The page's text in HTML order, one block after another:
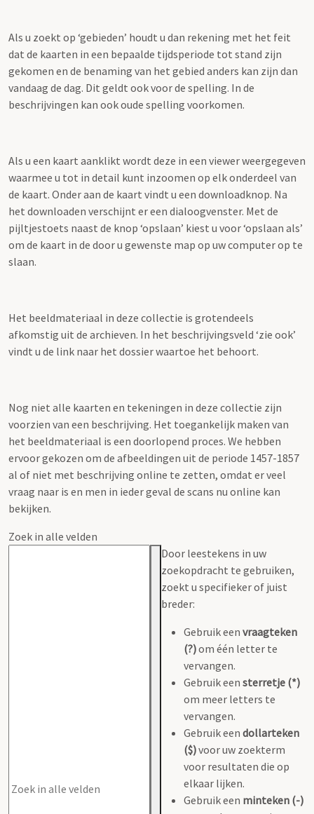
Als u zoekt op ‘gebieden’ houdt u dan rekening met het feit
dat de kaarten in een bepaalde tijdsperiode tot stand zijn
gekomen en de benaming van het gebied anders kan zijn dan
vandaag de dag. Dit geldt ook voor de spelling. In de
beschrijvingen kan ook oude spelling voorkomen.
Als u een kaart aanklikt wordt deze in een viewer weergegeven
waarmee u tot in detail kunt inzoomen op elk onderdeel van
de kaart. Onder aan de kaart vindt u een downloadknop. Na
het downloaden verschijnt er een dialoogvenster. Met de
pijltjestoets naast de knop ‘opslaan’ kiest u voor ‘opslaan als’
om de kaart in de door u gewenste map op uw computer op te
slaan.
Het beeldmateriaal in deze collectie is grotendeels
afkomstig uit de archieven. In het beschrijvingsveld ‘zie ook’
vindt u de link naar het dossier waartoe het behoort.
Nog niet alle kaarten en tekeningen in deze collectie zijn
voorzien van een beschrijving. Het toegankelijk maken van
het beeldmateriaal is een doorlopend proces. We hebben
ervoor gekozen om de afbeeldingen uit de periode 1457-1857
al of niet met beschrijving online te zetten, omdat er veel
vraag naar is en men in ieder geval de scans nu online kan
bekijken.
Zoek in alle velden
Door leestekens in uw
zoekopdracht te gebruiken,
zoekt u specifieker of juist
breder:
Gebruik een vraagteken
(?)om één letter te
vervangen.
Gebruik een sterretje (*)
om meer letters te
vervangen.
Gebruik een dollarteken
($)voor uw zoekterm
voor resultaten die op
elkaar lijken.
Gebruik een minteken (-)